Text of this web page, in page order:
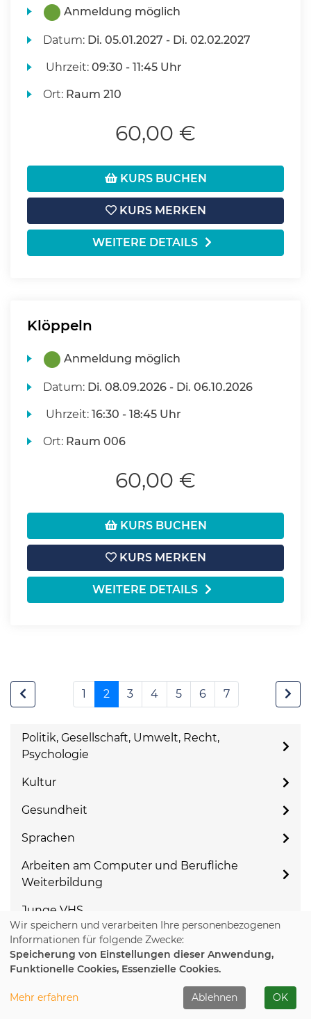
Anmeldung möglich
Datum: Di. 05.01.2027 - Di. 02.02.2027
Uhrzeit:09:30 - 11:45 Uhr
Ort: Raum 210
60,00 €
KURS BUCHEN
KURS MERKEN
WEITERE DETAILS
Klöppeln
Anmeldung möglich
Datum: Di. 08.09.2026 - Di. 06.10.2026
Uhrzeit:16:30 - 18:45 Uhr
Ort: Raum 006
60,00 €
KURS BUCHEN
KURS MERKEN
WEITERE DETAILS
1 2 3 4 5 6 7
Politik, Gesellschaft, Umwelt, Recht,
Psychologie
Kultur
Gesundheit
Sprachen
Arbeiten am Computer und Berufliche
Weiterbildung
Junge VHS
Beginn
Ort
Wir speichern und verarbeiten Ihre personenbezogenen
Informationen für folgende Zwecke:
Speicherung von Einstellungen dieser Anwendung,
Funktionelle Cookies, Essenzielle Cookies.
Mehr erfahren Ablehnen OK